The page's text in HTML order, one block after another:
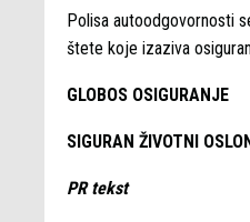
Polisa autoodgovornosti
štete koje izaziva
GLOBOS OSIGURANJE
SIGURAN ŽIVOTNI
PR tekst